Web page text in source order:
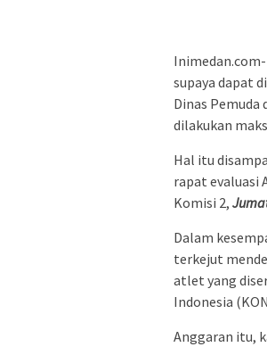
supaya dapat
Dinas
dilakukan
Hal itu
rapat evaluasi
Komisi 2,
Dalam
terkejut
atlet yang
Indonesia
Anggaran itu,